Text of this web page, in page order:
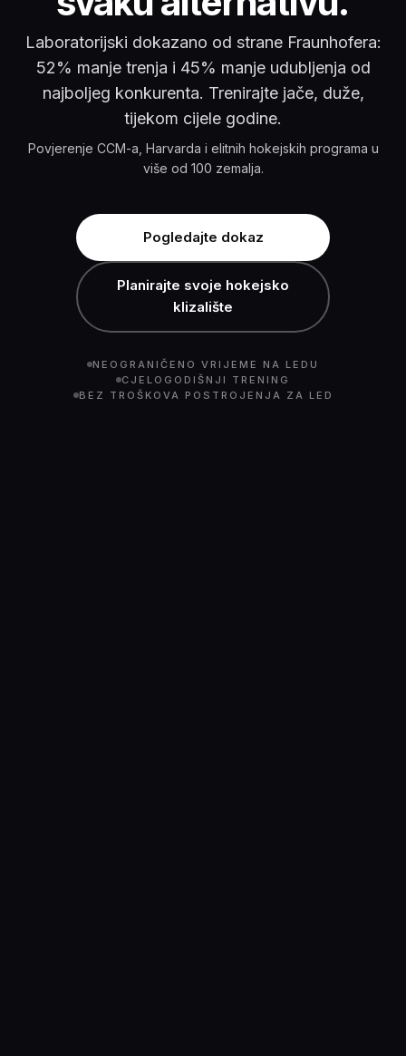
Laboratorijski dokazano od strane Fraunhofera:
52% manje trenja i 45% manje udubljenja od
najboljeg konkurenta. Trenirajte jače, duže,
tijekom cijele godine.
Povjerenje CCM-a, Harvarda i elitnih hokejskih programa u
više od 100 zemalja.
Pogledajte dokaz
Planirajte svoje hokejsko
klizalište
NEOGRANIČENO VRIJEME NA LEDU
CJELOGODIŠNJI TRENING
BEZ TROŠKOVA POSTROJENJA ZA LED